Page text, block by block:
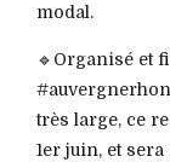
modal.
🔹Organisé et
très large, ce
1er juin, et